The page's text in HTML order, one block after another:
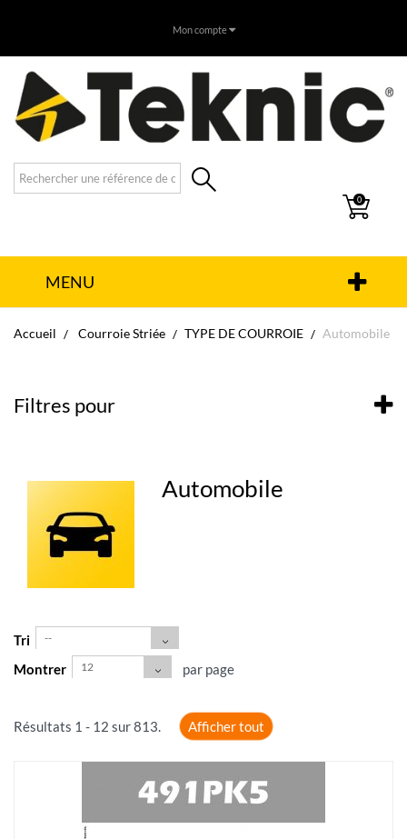
Mon compte
0
MENU
Accueil Courroie Striée TYPE DE COURROIE Automobile
Filtres pour
Automobile
Tri --
Montrer 12 par page
Résultats 1 - 12 sur 813. Afficher tout